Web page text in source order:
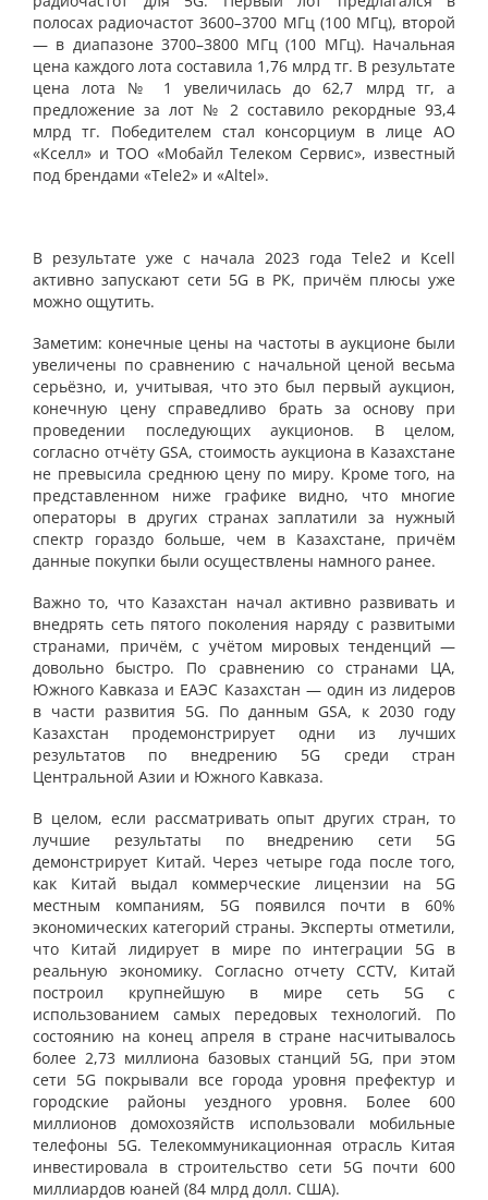
полосах радиочастот 3600–3700 МГц (100 МГц), второй
— в диапазоне 3700–3800 МГц (100 МГц). Начальная
цена каждого лота составила 1,76 млрд тг. В результате
цена лота № 1 увеличилась до 62,7 млрд тг, а
предложение за лот № 2 составило рекордные 93,4
млрд тг. Победителем стал консорциум в лице АО
«Кселл» и ТОО «Мобайл Телеком Сервис», известный
под брендами «Tele2» и «Altel».
В результате уже с начала 2023 года Tele2 и Kcell
активно запускают сети 5G в РК, причём плюсы уже
можно ощутить.
Заметим: конечные цены на частоты в аукционе были
увеличены по сравнению с начальной ценой весьма
серьёзно, и, учитывая, что это был первый аукцион,
конечную цену справедливо брать за основу при
проведении последующих аукционов. В целом,
согласно отчёту GSA, стоимость аукциона в Казахстане
не превысила среднюю цену по миру. Кроме того, на
представленном ниже графике видно, что многие
операторы в других странах заплатили за нужный
спектр гораздо больше, чем в Казахстане, причём
данные покупки были осуществлены намного ранее.
Важно то, что Казахстан начал активно развивать и
внедрять сеть пятого поколения наряду с развитыми
странами, причём, с учётом мировых тенденций —
довольно быстро. По сравнению со странами ЦА,
Южного Кавказа и ЕАЭС Казахстан — один из лидеров
в части развития 5G. По данным GSA, к 2030 году
Казахстан продемонстрирует одни из лучших
результатов по внедрению 5G среди стран
Центральной Азии и Южного Кавказа.
В целом, если рассматривать опыт других стран, то
лучшие результаты по внедрению сети 5G
демонстрирует Китай. Через четыре года после того,
как Китай выдал коммерческие лицензии на 5G
местным компаниям, 5G появился почти в 60%
экономических категорий страны. Эксперты отметили,
что Китай лидирует в мире по интеграции 5G в
реальную экономику. Согласно отчету CCTV, Китай
построил крупнейшую в мире сеть 5G с
использованием самых передовых технологий. По
состоянию на конец апреля в стране насчитывалось
более 2,73 миллиона базовых станций 5G, при этом
сети 5G покрывали все города уровня префектур и
городские районы уездного уровня. Более 600
миллионов домохозяйств использовали мобильные
телефоны 5G. Телекоммуникационная отрасль Китая
инвестировала в строительство сети 5G почти 600
миллиардов юаней (84 млрд долл. США).